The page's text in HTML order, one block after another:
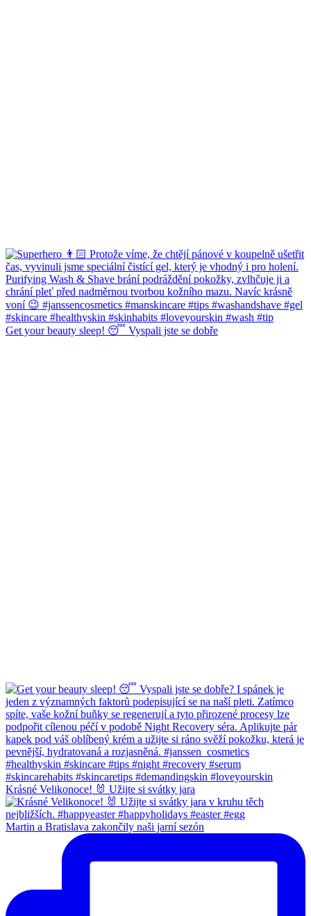
Get your beauty sleep! 😴 Vyspali jste se dobře
Krásné Velikonoce! 🐰 Užijte si svátky jara
Martin a Bratislava zakončily naši jarní sezón